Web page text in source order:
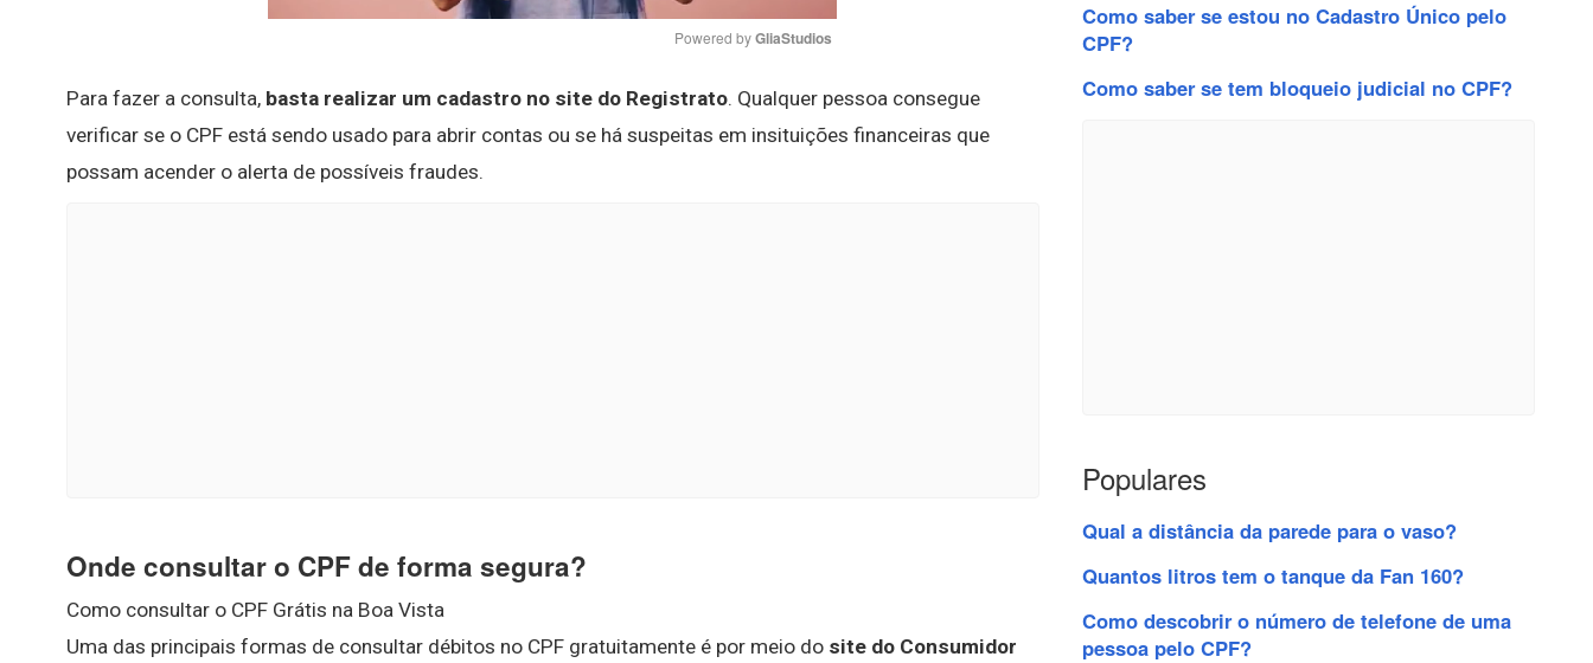
Mute
Powered by GliaStudios
Para fazer a consulta, basta realizar um cadastro no site do Registrato. Qualquer pessoa consegue
verificar se o CPF está sendo usado para abrir contas ou se há suspeitas em insituições financeiras que
possam acender o alerta de possíveis fraudes.
Onde consultar o CPF de forma segura?
Como consultar o CPF Grátis na Boa Vista
Uma das principais formas de consultar débitos no CPF gratuitamente é por meio do site do Consumidor
Como saber se estou no Cadastro Único pelo
CPF?
Como saber se tem bloqueio judicial no CPF?
Populares
Qual a distância da parede para o vaso?
Quantos litros tem o tanque da Fan 160?
Como descobrir o número de telefone de uma
pessoa pelo CPF?